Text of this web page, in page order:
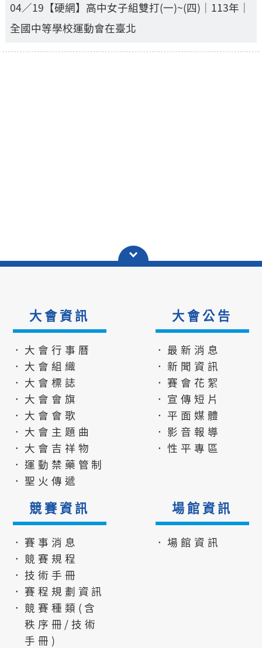
04／19【硬網】高中女子組雙打(一)~(四)｜113年｜
全國中等學校運動會在臺北
大會資訊
．大會行事曆
．大會組織
．大會標誌
．大會會旗
．大會會歌
．大會主題曲
．大會吉祥物
．運動禁藥管制
．聖火傳遞
大會公告
．最新消息
．新聞資訊
．賽會花絮
．宣傳短片
．平面媒體
．影音報導
．性平專區
競賽資訊
．賽事消息
．競賽規程
．技術手冊
．賽程規劃資訊
．競賽種類(含
秩序冊/技術
手冊)
場館資訊
．場館資訊